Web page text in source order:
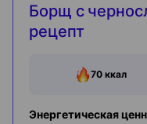
Борщ с
рецепт
70ккал
Энергетическая